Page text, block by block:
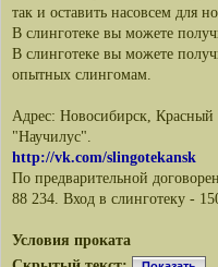
так и оставить насовсем для
В слинготеке вы можете
В слинготеке вы можете
опытных слингомам.
Адрес: Новосибирск, Красный
"Научилус".
http://vk.com/slingotekansk
По предварительной
88 234. Вход в слинготеку -
Условия проката